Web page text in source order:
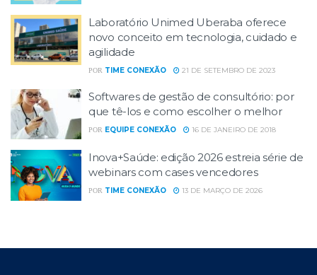
Laboratório Unimed Uberaba oferece
novo conceito em tecnologia, cuidado e
agilidade
POR TIME CONEXÃO 21 DE SETEMBRO DE 2023
Softwares de gestão de consultório: por
que tê-los e como escolher o melhor
POR EQUIPE CONEXÃO 16 DE JANEIRO DE 2018
Inova+Saúde: edição 2026 estreia série de
webinars com cases vencedores
POR TIME CONEXÃO 13 DE MARÇO DE 2026